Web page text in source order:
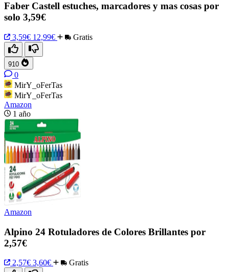
Faber Castell estuches, marcadores y mas cosas por
solo 3,59€
3,59€ 12,99€ Gratis
910
0
MirY_oFerTas
MirY_oFerTas
Amazon
1 año
Amazon
Alpino 24 Rotuladores de Colores Brillantes por
2,57€
2,57€ 3,60€ Gratis